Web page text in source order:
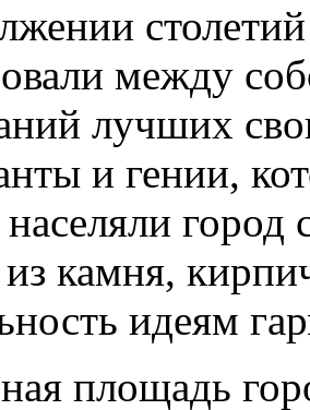
между
лучших
и гении,
населяли
камня,
идеям
площадь